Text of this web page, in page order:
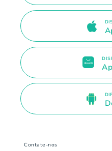
Contate-nos